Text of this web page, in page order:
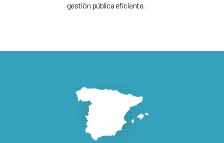
gestión pública eficiente.